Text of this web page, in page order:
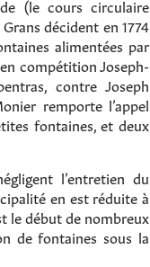
(le cours circulaire
décident en 1774
alimentées par
compétition Joseph-
contre Joseph
remporte l’appel
fontaines, et deux
l’entretien du
en est réduite à
le début de nombreux
de fontaines sous la